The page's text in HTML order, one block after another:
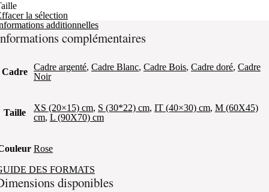
la sélection
additionnelles
complémentaires
Cadre Cadre argenté, Cadre Blanc, Cadre Bois, Cadre doré, Cadre
Noir
Taille XS (20×15) cm, S (30*22) cm, IT (40×30) cm, M (60X45)
cm, L (90X70) cm
Rose
DES FORMATS
disponibles